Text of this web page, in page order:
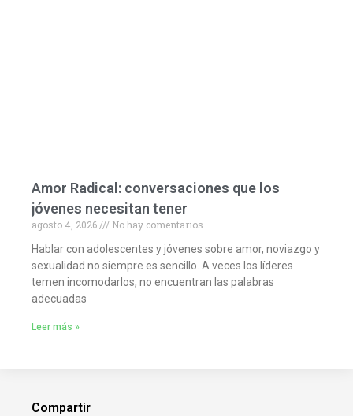
Amor Radical: conversaciones que los
jóvenes necesitan tener
agosto 4, 2026
No hay comentarios
Hablar con adolescentes y jóvenes sobre amor, noviazgo y
sexualidad no siempre es sencillo. A veces los líderes
temen incomodarlos, no encuentran las palabras
adecuadas
Leer más »
Compartir